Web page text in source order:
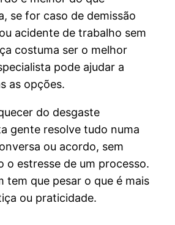
se for caso de demissão
acidente de trabalho sem
costuma ser o melhor
pode ajudar a
as opções.
do desgaste
gente resolve tudo numa
ou acordo, sem
o estresse de um processo.
tem que pesar o que é mais
ou praticidade.